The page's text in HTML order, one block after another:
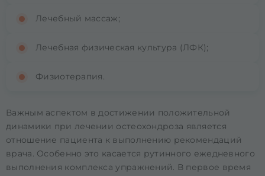
Лечебный массаж;
Лечебная физическая культура (ЛФК);
Физиотерапия.
Важным аспектом в достижении положительной
динамики при лечении остеохондроза является
отношение пациента к выполнению рекомендаций
врача. Особенно это касается рутинного ежедневного
выполнения комплекса упражнений. В первое время